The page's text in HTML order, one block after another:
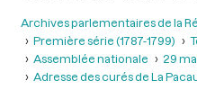
Archives parlementaires de la
Première série (1787-1799)
Assemblée nationale
29
Adresse des curés de La